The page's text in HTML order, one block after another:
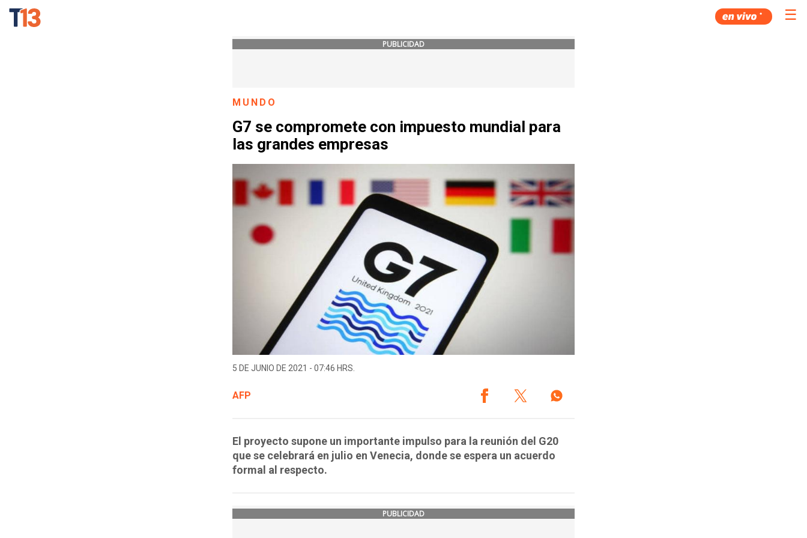
☰
PUBLICIDAD
MUNDO
G7 se compromete con impuesto mundial para
las grandes empresas
5 DE JUNIO DE 2021 - 07:46 HRS.
AFP
El proyecto supone un importante impulso para la reunión del G20
que se celebrará en julio en Venecia, donde se espera un acuerdo
formal al respecto.
PUBLICIDAD